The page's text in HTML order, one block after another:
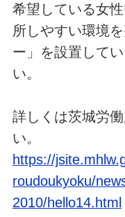
希望している女
所しやすい環境
ー」を設置して
い。
詳しくは茨城労
い。
https://
roudoukyoku/
2010/hello14.html